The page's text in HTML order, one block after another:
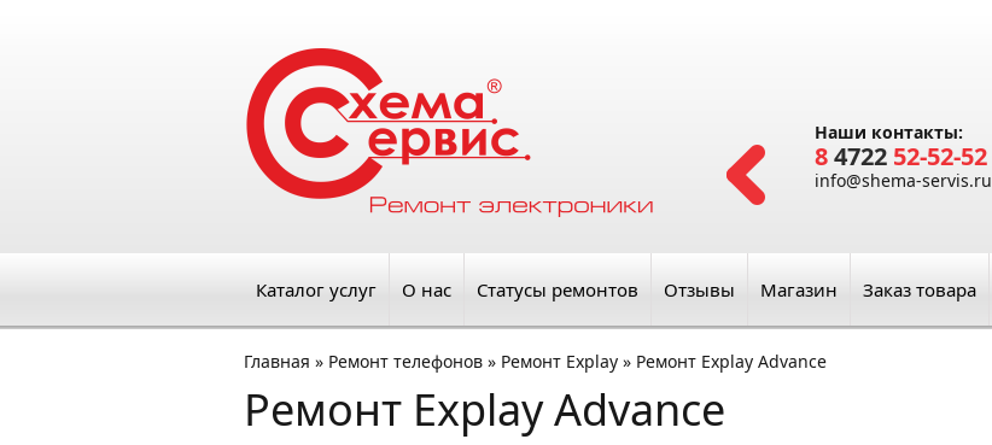
Наши контакты:
84722 52-52-52
info@shema-servis.ru
Каталог услуг О нас Статусы ремонтов Отзывы Магазин Заказ товара
Главная » Ремонт телефонов » Ремонт Explay » Ремонт Explay Advance
Ремонт Explay Advance